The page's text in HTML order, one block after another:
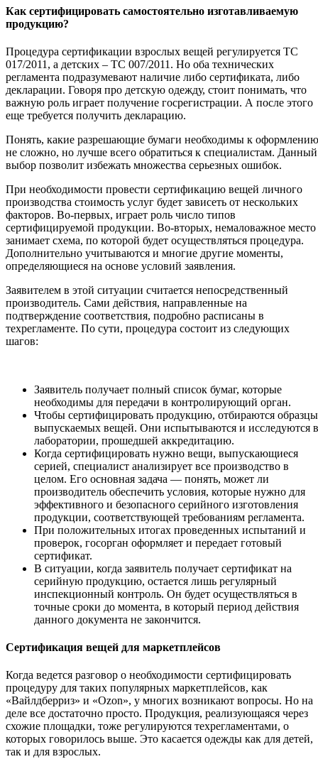
Как сертифицировать самостоятельно изготавливаемую
продукцию?
Процедура сертификации взрослых вещей регулируется ТС
017/2011, а детских – ТС 007/2011. Но оба технических
регламента подразумевают наличие либо сертификата, либо
декларации. Говоря про детскую одежду, стоит понимать, что
важную роль играет получение госрегистрации. А после этого
еще требуется получить декларацию.
Понять, какие разрешающие бумаги необходимы к оформлению
не сложно, но лучше всего обратиться к специалистам. Данный
выбор позволит избежать множества серьезных ошибок.
При необходимости провести сертификацию вещей личного
производства стоимость услуг будет зависеть от нескольких
факторов. Во-первых, играет роль число типов
сертифицируемой продукции. Во-вторых, немаловажное место
занимает схема, по которой будет осуществляться процедура.
Дополнительно учитываются и многие другие моменты,
определяющиеся на основе условий заявления.
Заявителем в этой ситуации считается непосредственный
производитель. Сами действия, направленные на
подтверждение соответствия, подробно расписаны в
техрегламенте. По сути, процедура состоит из следующих
шагов:
Заявитель получает полный список бумаг, которые
необходимы для передачи в контролирующий орган.
Чтобы сертифицировать продукцию, отбираются образцы
выпускаемых вещей. Они испытываются и исследуются в
лаборатории, прошедшей аккредитацию.
Когда сертифицировать нужно вещи, выпускающиеся
серией, специалист анализирует все производство в
целом. Его основная задача — понять, может ли
производитель обеспечить условия, которые нужно для
эффективного и безопасного серийного изготовления
продукции, соответствующей требованиям регламента.
При положительных итогах проведенных испытаний и
проверок, госорган оформляет и передает готовый
сертификат.
В ситуации, когда заявитель получает сертификат на
серийную продукцию, остается лишь регулярный
инспекционный контроль. Он будет осуществляться в
точные сроки до момента, в который период действия
данного документа не закончится.
Сертификация вещей для маркетплейсов
Когда ведется разговор о необходимости сертифицировать
процедуру для таких популярных маркетплейсов, как
«Вайлдберриз» и «Ozon», у многих возникают вопросы. Но на
деле все достаточно просто. Продукция, реализующаяся через
схожие площадки, тоже регулируются техрегламентами, о
которых говорилось выше. Это касается одежды как для детей,
так и для взрослых.